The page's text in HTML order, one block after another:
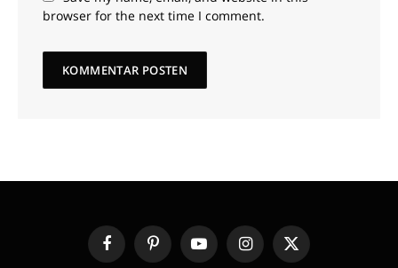
browser for the next time I comment.
FacebookPinterestYouTubeInstagram
X